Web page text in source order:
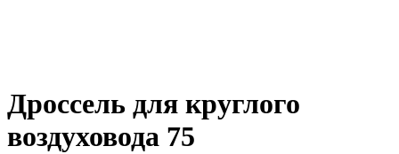
Дроссель для круглого
воздуховода 75